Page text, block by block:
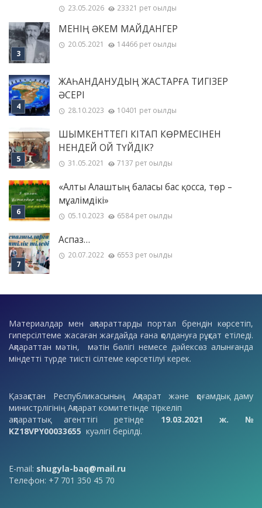
23.05.2026 23321 рет оқылды
МЕНІҢ ƏКЕМ МАЙДАНГЕР
20.05.2021 14466 рет оқылды
ЖАҺАНДАНУДЫҢ ЖАСТАРҒА ТИГІЗЕР
ӘСЕРІ
28.10.2023 10401 рет оқылды
ШЫМКЕНТТЕГІ КІТАП КӨРМЕСІНЕН
НЕНДЕЙ ОЙ ТҮЙДІК?
31.05.2021 7137 рет оқылды
«Алты Алаштың баласы бас қосса, төр –
мұғалімдікі»
05.10.2023 6584 рет оқылды
Аспаз…
20.07.2022 6553 рет оқылды
Материалдар мен ақпараттарды портал брендін көрсетіп,
гиперсілтеме жасаған жағдайда ғана қолдануға рұқсат етіледі.
Ақпараттан мәтін, мәтін бөлігі немесе дәйексөз алынғанда
міндетті түрде тиісті сілтеме көрсетілуі керек.
Қазақстан Республикасының Ақпарат және қоғамдық даму
министрлігінің Ақпарат комитетінде тіркеліп
ақпараттық агенттігі ретінде 19.03.2021 ж. №
KZ18VPY00033655 куәлігі берілді.
E-mail: shugyla-baq@mail.ru
Телефон: +7 701 350 45 70